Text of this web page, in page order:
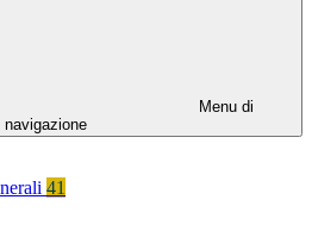
Menu di
navigazione
41